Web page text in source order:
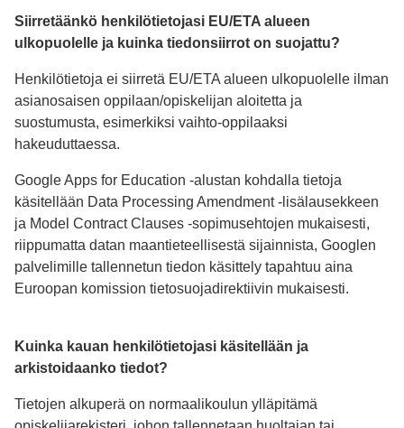
Siirretäänkö henkilötietojasi EU/ETA alueen
ulkopuolelle ja kuinka tiedonsiirrot on suojattu?
Henkilötietoja ei siirretä EU/ETA alueen ulkopuolelle ilman
asianosaisen oppilaan/opiskelijan aloitetta ja
suostumusta, esimerkiksi vaihto-oppilaaksi
hakeuduttaessa.
Google Apps for Education -alustan kohdalla tietoja
käsitellään Data Processing Amendment -lisälausekkeen
ja Model Contract Clauses -sopimusehtojen mukaisesti,
riippumatta datan maantieteellisestä sijainnista, Googlen
palvelimille tallennetun tiedon käsittely tapahtuu aina
Euroopan komission tietosuojadirektiivin mukaisesti.
Kuinka kauan henkilötietojasi käsitellään ja
arkistoidaanko tiedot?
Tietojen alkuperä on normaalikoulun ylläpitämä